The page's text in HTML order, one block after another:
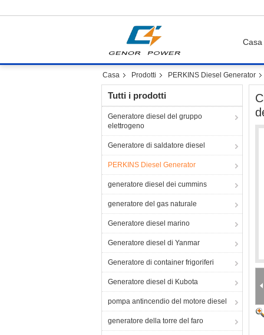
Casa
Casa Prodotti PERKINS Diesel Generator
Tutti i prodotti
Generatore diesel del gruppo
elettrogeno
Generatore di saldatore diesel
PERKINS Diesel Generator
generatore diesel dei cummins
generatore del gas naturale
Generatore diesel marino
Generatore diesel di Yanmar
Generatore di container frigoriferi
Generatore diesel di Kubota
pompa antincendio del motore diesel
generatore della torre del faro